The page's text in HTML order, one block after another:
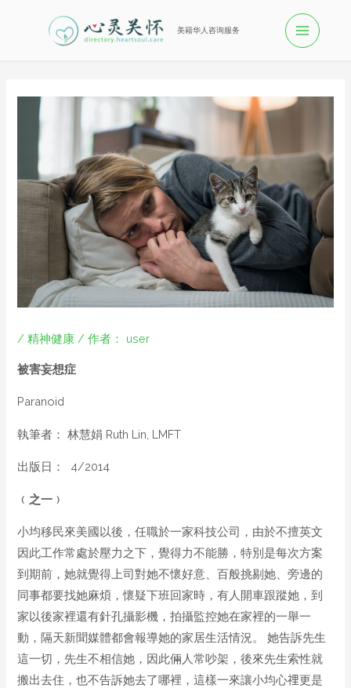
美籍华人咨询服务
/精神健康 / 作者： user
被害妄想症
Paranoid
執筆者： 林慧娟 Ruth Lin, LMFT
出版日： 4/2014
﹙之一﹚
小均移民來美國以後，任職於一家科技公司，由於不擅英文
因此工作常處於壓力之下，覺得力不能勝，特別是每次方案
到期前，她就覺得上司對她不懷好意、百般挑剔她、旁邊的
同事都要找她麻煩，懷疑下班回家時，有人開車跟蹤她，到
家以後家裡還有針孔攝影機，拍攝監控她在家裡的一舉一
動，隔天新聞媒體都會報導她的家居生活情況。 她告訴先生
這一切，先生不相信她，因此倆人常吵架，後來先生索性就
搬出去住，也不告訴她去了哪裡，這樣一來讓小均心𥚃更是